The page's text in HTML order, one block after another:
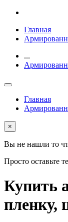
Главная
...
Главная
×
Вы не нашли то
Просто оставьте
Купить
пленку,